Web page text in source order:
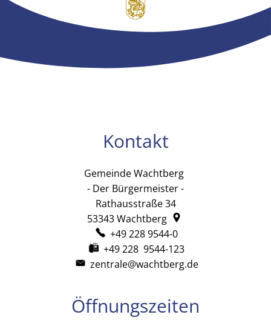
Kontakt
Gemeinde Wachtberg
- Der Bürgermeister -
Rathausstraße 34
53343Wachtberg
+49 228 9544-0
+49 228 9544-123
zentrale@wachtberg.de
Öffnungszeiten